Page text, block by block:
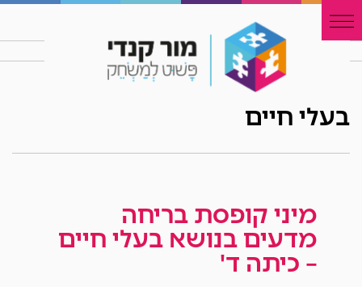
בעלי חיים
מיני קופסת בריחה
מדעים בנושא בעלי חיים
– כיתה ד'